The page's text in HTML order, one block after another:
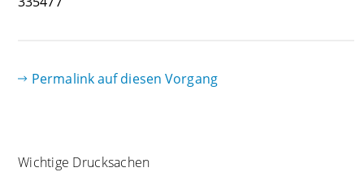
Permalink auf diesen Vorgang
Wichtige Drucksachen